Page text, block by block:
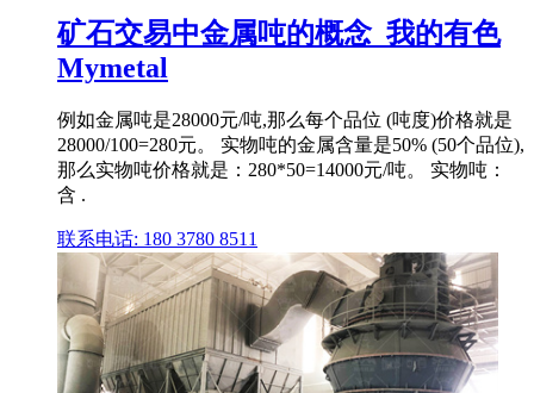
矿石交易中金属吨的概念_我的有色
Mymetal
例如金属吨是28000元/吨,那么每个品位 (吨度)价格就是
28000/100=280元。 实物吨的金属含量是50% (50个品位),
那么实物吨价格就是：280*50=14000元/吨。 实物吨：
含 .
联系电话: 180 3780 8511